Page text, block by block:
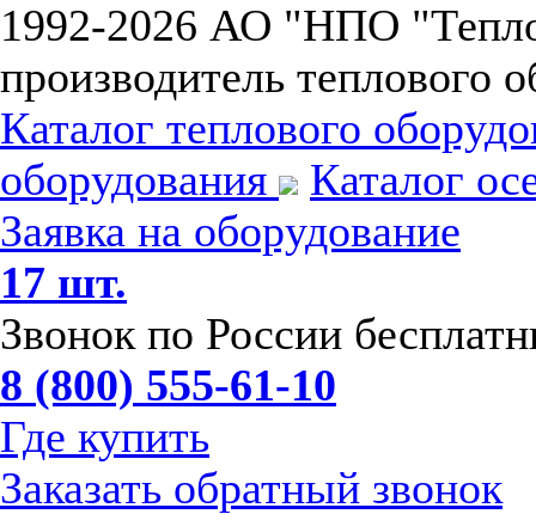
1992-2026 АО "НПО
производитель теплового
Каталог теплового
оборудования
Каталог
Заявка на оборудование
17 шт.
Звонок по России
8 (800) 555-61-10
Где купить
Заказать обратный звонок